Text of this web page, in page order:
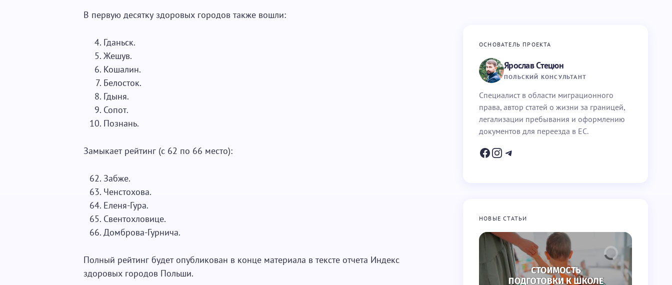
В первую десятку здоровых городов также вошли:
Гданьск.
Жешув.
Кошалин.
Белосток.
Гдыня.
Сопот.
Познань.
Замыкает рейтинг (с 62 по 66 место):
Забже.
Ченстохова.
Еленя-Гура.
Свентохловице.
Домброва-Гурнича.
Полный рейтинг будет опубликован в конце материала в тексте отчета Индекс
здоровых городов Польши.
ОСНОВАТЕЛЬ ПРОЕКТА
Ярослав Стецюн
ПОЛЬСКИЙ КОНСУЛЬТАНТ
Специалист в области миграционного
права, автор статей о жизни за границей,
легализации пребывания и оформлению
документов для переезда в ЕС.
НОВЫЕ СТАТЬИ